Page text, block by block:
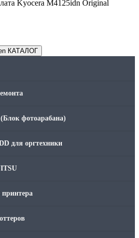
КАТАЛОГ
фотоарабана)
для оргтехники
принтера